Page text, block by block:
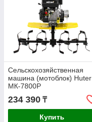
Сельскохозяйственная
машина (мотоблок) Huter
МК-7800P
234 390 ₸
Купить